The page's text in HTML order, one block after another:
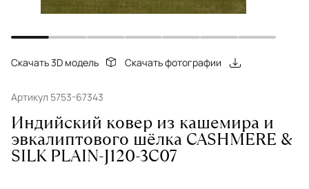
Скачать 3D модель Скачать фотографии
Артикул 5753-67343
Индийский ковер из кашемира и
эвкалиптового шёлка CASHMERE &
SILK PLAIN-J120-3C07